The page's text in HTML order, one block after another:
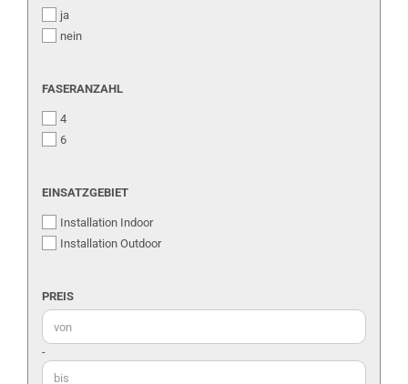
ja
nein
FASERANZAHL
FASERANZAHL
4
6
EINSATZGEBIET
EINSATZGEBIET
Installation Indoor
Installation Outdoor
PREIS
PREIS
Preis bis
-